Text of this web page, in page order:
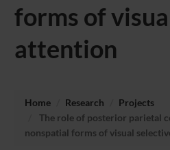
forms of
attention
Home Research
Projects
The role of posterior parietal
nonspatial forms of visual